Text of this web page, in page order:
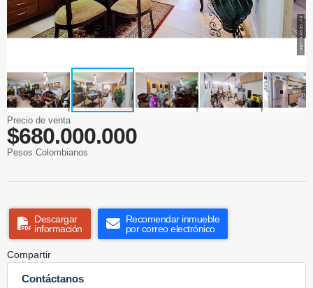
Precio de venta
$680.000.000
Pesos Colombianos
Descargar
información
Recomendar inmueble
por correo electrónico
Compartir
Contáctanos